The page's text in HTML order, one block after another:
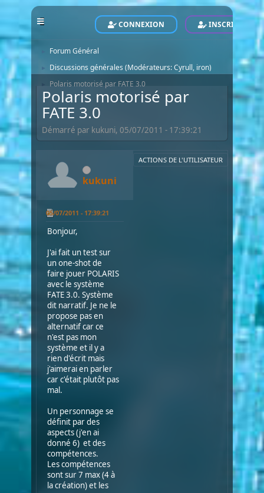
CONNEXION
INSCRIVEZ-
POLARIS - Le Site Officiel - Official Website ► Forum
Forum Général
► Discussions générales (Modérateurs:Cyrull, iron)
Polaris motorisé par FATE 3.0
Polaris motorisé par
FATE 3.0
Démarré par kukuni, 05/07/2011 - 17:39:21
ACTIONS DE L'UTILISATEUR
kukuni
05/07/2011 - 17:39:21
Bonjour,
J'ai fait un test sur
un one-shot de
faire jouer POLARIS
avec le système
FATE 3.0. Système
dit narratif. Je ne le
propose pas en
alternatif car ce
n'est pas mon
système et il y a
rien d'écrit mais
j'aimerai en parler
car c'était plutôt pas
mal.
Un personnage se
définit par des
aspects (j'en ai
donné 6) et des
compétences.
Les compétences
sont sur 7 max (4 à
la création) et les